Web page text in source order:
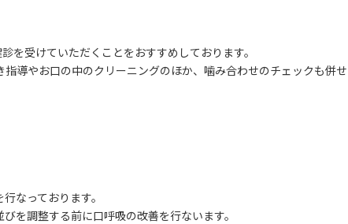
を受けていただくことをおすすめしております。
導やお口の中のクリーニングのほか、噛み合わせのチェックも併せ
なっております。
を調整する前に口呼吸の改善を行ないます。